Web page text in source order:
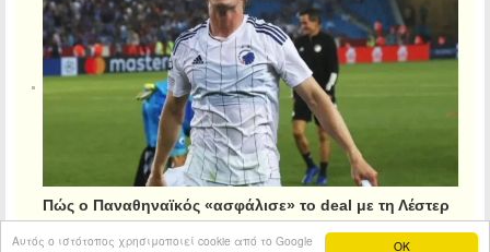
OK
Αυτός ο ιστότοπος χρησιμοποιεί cookie από το Google
Πώς ο Παναθηναϊκός «ασφάλισε» το deal με τη Λέστερ